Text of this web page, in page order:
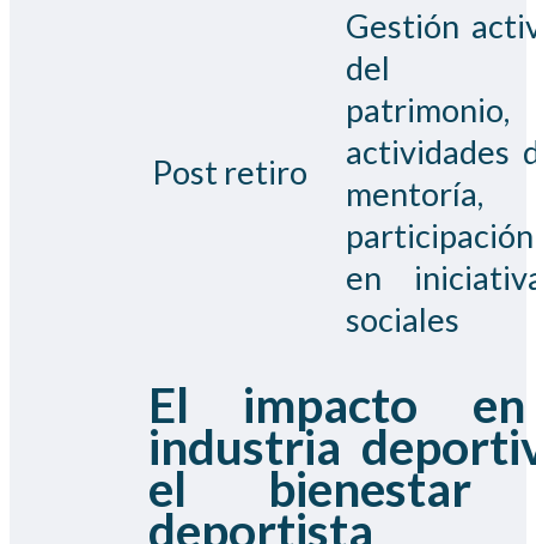
Post retiro
Gestión
del
patrimonio,
actividades
mentoría,
participación
en
sociales
El impacto
industria
el bienestar
deportista